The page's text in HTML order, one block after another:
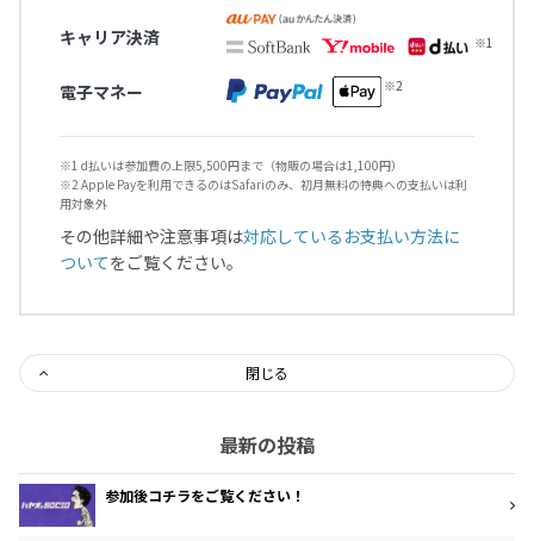
キャリア決済
電子マネー
※1 d払いは参加費の上限5,500円まで（物販の場合は1,100円）
※2 Apple Payを利用できるのはSafariのみ、初月無料の特典への支払いは利
用対象外
その他詳細や注意事項は対応しているお支払い方法に
ついてをご覧ください。
閉じる
最新の投稿
参加後コチラをご覧ください！